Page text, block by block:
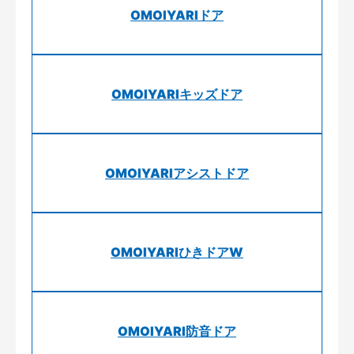
OMOIYARIドア
OMOIYARIキッズドア
OMOIYARIアシストドア
OMOIYARIひきドアW
OMOIYARI防音ドア